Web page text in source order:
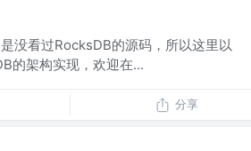
没看过RocksDB的源码，所以这里以
的架构实现，欢迎在...
分享